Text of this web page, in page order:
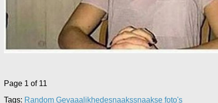
Page 1 of 11
Tags: Random Gevaaalikhedesnaakssnaakse foto's